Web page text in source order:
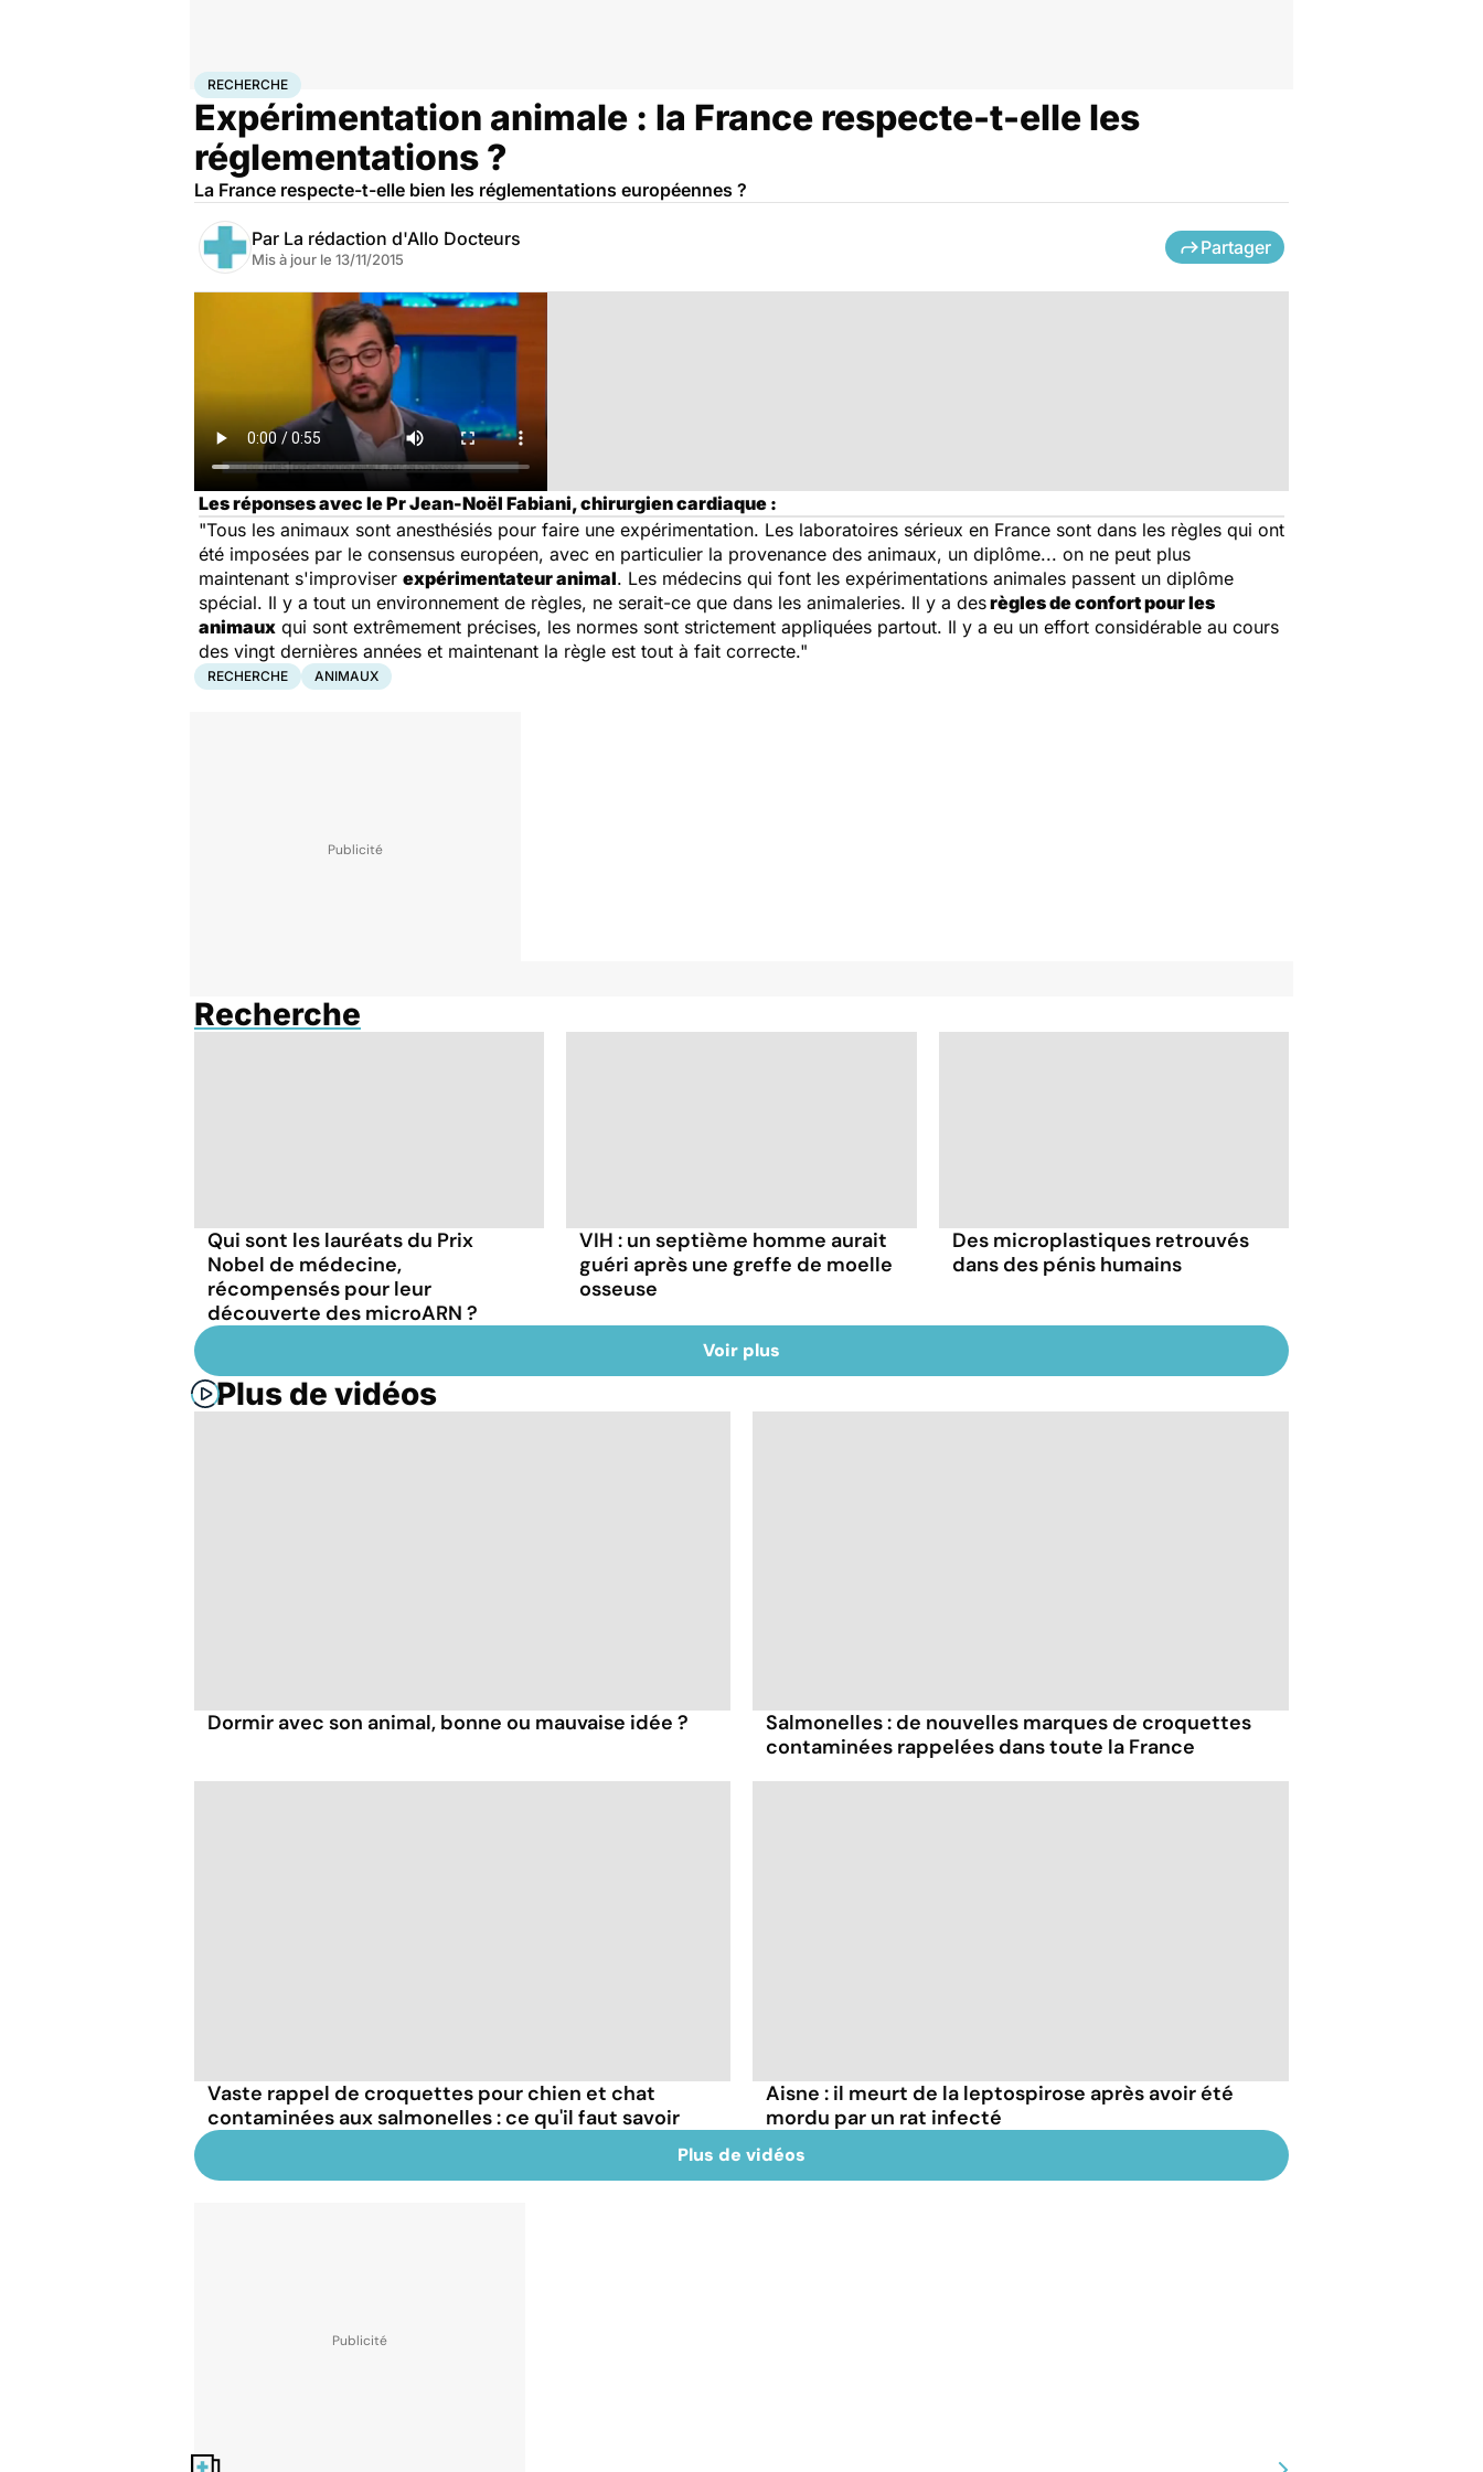
AccueilSantéMaladies
RECHERCHE
Expérimentation animale : la France respecte-t-elle les
réglementations ?
La France respecte-t-elle bien les réglementations européennes ?
Par La rédaction d'Allo Docteurs
Mis à jour le 13/11/2015
Partager
Les réponses avec le Pr Jean-Noël Fabiani, chirurgien cardiaque :
"Tous les animaux sont anesthésiés pour faire une expérimentation. Les laboratoires sérieux en France sont dans les règles qui ont
été imposées par le consensus européen, avec en particulier la provenance des animaux, un diplôme... on ne peut plus
maintenant s'improviser expérimentateur animal. Les médecins qui font les expérimentations animales passent un diplôme
spécial. Il y a tout un environnement de règles, ne serait-ce que dans les animaleries. Il y a desrègles de confort pour les
animaux qui sont extrêmement précises, les normes sont strictement appliquées partout. Il y a eu un effort considérable au cours
des vingt dernières années et maintenant la règle est tout à fait correcte."
RECHERCHE ANIMAUX
Recherche
Qui sont les lauréats du Prix
Nobel de médecine,
récompensés pour leur
découverte des microARN ?
VIH : un septième homme aurait
guéri après une greffe de moelle
osseuse
Des microplastiques retrouvés
dans des pénis humains
Voir plus
Plus de vidéos
Dormir avec son animal, bonne ou mauvaise idée ?
Salmonelles : de nouvelles marques de croquettes
contaminées rappelées dans toute la France
Vaste rappel de croquettes pour chien et chat
contaminées aux salmonelles : ce qu'il faut savoir
Aisne : il meurt de la leptospirose après avoir été
mordu par un rat infecté
Plus de vidéos